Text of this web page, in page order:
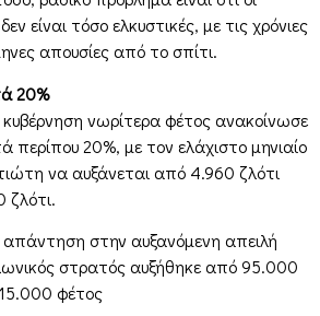
είναι τόσο ελκυστικές, με τις χρόνιες
απουσίες από το σπίτι.
20%
νωρίτερα φέτος ανακοίνωσε
περίπου 20%, με τον ελάχιστο μηνιαίο
να αυξάνεται από 4.960 ζλότι
ζλότι.
απάντηση στην αυξανόμενη απειλή
στρατός αυξήθηκε από 95.000
φέτος